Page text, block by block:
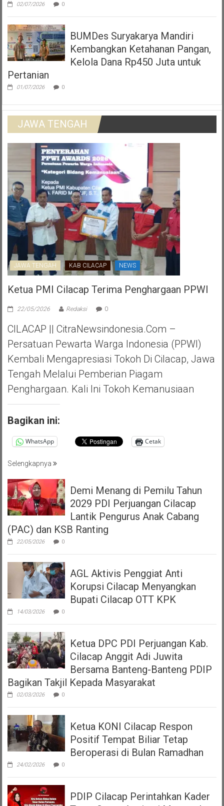
02/07/2026 0
BUMDes Suryakarya Mandiri
Kembangkan Ketahanan Pangan,
Kelola Dana Rp450 Juta untuk
Pertanian
01/07/2026 0
JAWA TENGAH
JAWA TENGAH KAB CILACAP NEWS
Ketua PMI Cilacap Terima Penghargaan PPWI
22/05/2026 Redaksi 0
CILACAP || CitraNewsindonesia.com –
Persatuan Pewarta Warga Indonesia (PPWI)
Kembali Mengapresiasi Tokoh Di Cilacap, Jawa
Tengah Melalui Pemberian Piagam
Penghargaan. Kali Ini Tokoh Kemanusiaan
Bagikan ini:
WhatsApp Cetak
Selengkapnya
Demi Menang di Pemilu Tahun
2029 PDI Perjuangan Cilacap
Lantik Pengurus Anak Cabang
(PAC) dan KSB Ranting
22/05/2026 0
AGL Aktivis Penggiat Anti
Korupsi Cilacap Menyangkan
Bupati Cilacap OTT KPK
14/03/2026 0
Ketua DPC PDI Perjuangan Kab.
Cilacap Anggit Adi Juwita
Bersama Banteng-Banteng PDIP
Bagikan Takjil Kepada Masyarakat
02/03/2026 0
Ketua KONI Cilacap Respon
Positif Tempat Biliar Tetap
Beroperasi di Bulan Ramadhan
24/02/2026 0
PDIP Cilacap Perintahkan Kader